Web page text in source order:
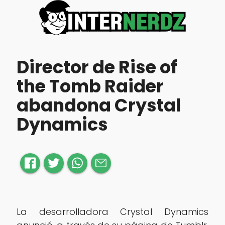
Director de Rise of
the Tomb Raider
abandona Crystal
Dynamics
La desarrolladora Crystal Dynamics